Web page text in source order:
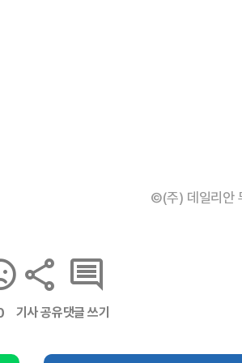
©(주) 데일리안
기사 공유댓글 쓰기